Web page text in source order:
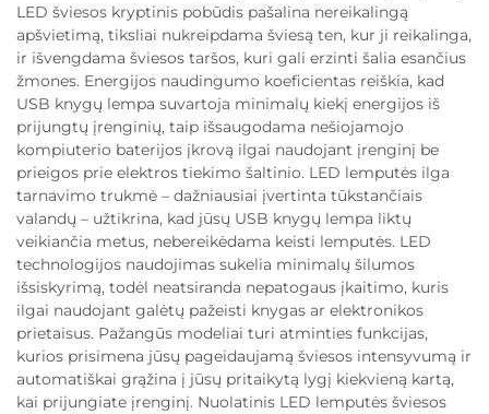
LED šviesos kryptinis pobūdis pašalina nereikalingą
apšvietimą, tiksliai nukreipdama šviesą ten, kur ji reikalinga,
ir išvengdama šviesos taršos, kuri gali erzinti šalia esančius
žmones. Energijos naudingumo koeficientas reiškia, kad
USB knygų lempa suvartoja minimalų kiekį energijos iš
prijungtų įrenginių, taip išsaugodama nešiojamojo
kompiuterio baterijos įkrovą ilgai naudojant įrenginį be
prieigos prie elektros tiekimo šaltinio. LED lemputės ilga
tarnavimo trukmė – dažniausiai įvertinta tūkstančiais
valandų – užtikrina, kad jūsų USB knygų lempa liktų
veikiančia metus, nebereikėdama keisti lemputės. LED
technologijos naudojimas sukelia minimalų šilumos
išsiskyrimą, todėl neatsiranda nepatogaus įkaitimo, kuris
ilgai naudojant galėtų pažeisti knygas ar elektronikos
prietaisus. Pažangūs modeliai turi atminties funkcijas,
kurios prisimena jūsų pageidaujamą šviesos intensyvumą ir
automatiškai grąžina į jūsų pritaikytą lygį kiekvieną kartą,
kai prijungiate įrenginį. Nuolatinis LED lemputės šviesos